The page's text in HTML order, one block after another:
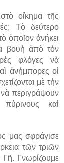
οἴκημα τῆς
Τὸ δεύτερο
ὁποῖον ἀνήκει
βουὴ ἀπὸ τὸν
φλόγες νὰ
ἀνήμπορες οἱ
μὲ τὴν
περιγράψουν
καὶ
μας σφράγισε
τῶν τριῶν
Γνωρίζουμε